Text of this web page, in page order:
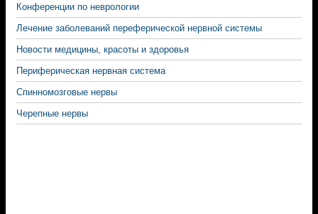
Конференции по неврологии
Лечение заболеваний переферической нервной системы
Новости медицины, красоты и здоровья
Периферическая нервная система
Спинномозговые нервы
Черепные нервы